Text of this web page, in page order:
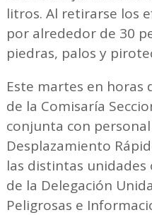
litros. Al retirarse los
por alrededor de 30
piedras, palos y
Este martes en horas
de la Comisaría
conjunta con
Desplazamiento
las distintas
de la Delegación
Peligrosas e